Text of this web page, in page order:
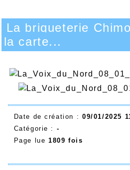
La briqueterie
la carte...
Date de création : 09/01/2025
Catégorie : -
Page lue 1809 fois